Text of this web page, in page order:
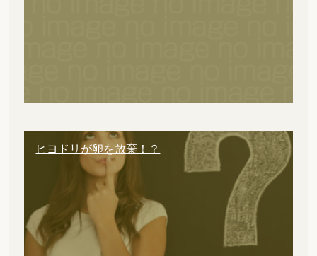
ヒヨドリが卵を放棄！？